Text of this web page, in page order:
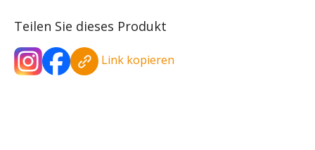
Teilen Sie dieses Produkt
Link kopieren